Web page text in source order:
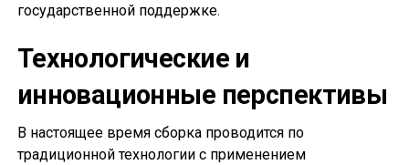
государственной поддержке.
Технологические и
инновационные перспективы
В настоящее время сборка проводится по
традиционной технологии с применением